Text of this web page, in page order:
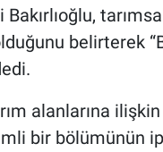
belirterek
alanlarına ilişkin
bir bölümünün